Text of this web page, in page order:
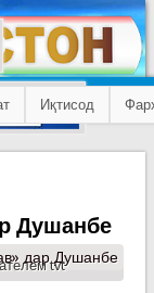
Иқтисод
Душанбе
tvt
дар Душанбе